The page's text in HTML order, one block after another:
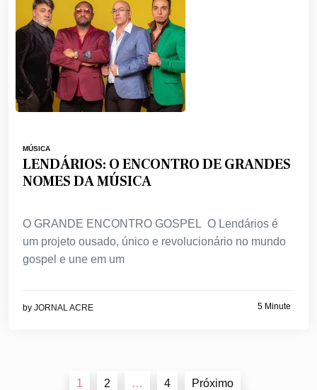
MÚSICA
LENDÁRIOS: O ENCONTRO DE GRANDES
NOMES DA MÚSICA
O GRANDE ENCONTRO GOSPEL O Lendários é
um projeto ousado, único e revolucionário no mundo
gospel e une em um
by JORNAL ACRE 5 Minute
Navegação
1 2 … 4 Próximo